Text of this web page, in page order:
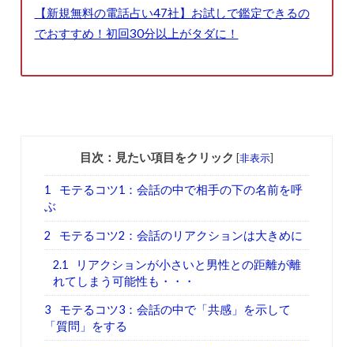
【新規無料の電話占い47社】お試しで鑑定できるの
でおすすめ！初回30分以上がタダに！
目次：見たい項目をクリック [非表示]
1
モテるコツ1：会話の中で相手の下の名前を呼
ぶ
2 モテるコツ2：会話のリアクションは大きめに
2.1
リアクションが小さいと男性との距離が離
れてしまう可能性も・・・
3
モテるコツ3：会話の中で「共感」を示して
「質問」をする